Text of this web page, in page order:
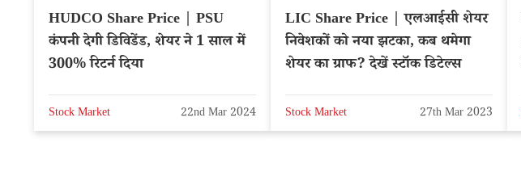
HUDCO Share Price | PSU
कंपनी देगी डिविडेंड, शेयर ने 1 साल में
300% रिटर्न दिया
Stock Market 22nd Mar 2024
LIC Share Price | एलआईसी शेयर
निवेशकों को नया झटका, कब थमेगा
शेयर का ग्राफ? देखें स्टॉक डिटेल्स
Stock Market 27th Mar 2023